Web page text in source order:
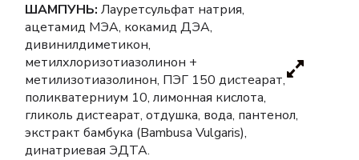
ШАМПУНЬ: Лауретсульфат натрия,
ацетамид МЭА, кокамид ДЭА,
дивинилдиметикон,
метилхлоризотиазолинон +
метилизотиазолинон, ПЭГ 150 дистеарат,
поликватерниум 10, лимонная кислота,
гликоль дистеарат, отдушка, вода, пантенол,
экстракт бамбука (Bambusa Vulgaris),
динатриевая ЭДТА.